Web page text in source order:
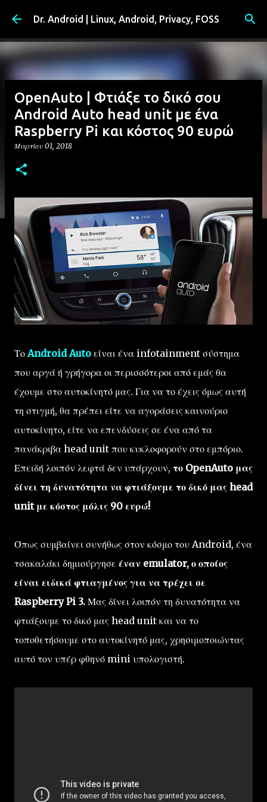
Μετάβαση στο κύριο περιεχόμενο
Dr. Android | Linux, Android, Privacy, FOSS
OpenAuto | Φτιάξε το δικό σου
Android Auto head unit με ένα
Raspberry Pi και κόστος 90 ευρώ
Μαρτίου 01, 2018
Το Android Auto είναι ένα infotainment σύστημα
που αργά ή γρήγορα οι περισσότεροι από εμάς θα
έχουμε στο αυτοκίνητό μας. Για να το έχεις όμως αυτή
τη στιγμή, θα πρέπει είτε να αγοράσεις καινούριο
αυτοκίνητο, είτε να επενδύσεις σε ένα από τα
πανάκριβα head unit που κυκλοφορούν στο εμπόριο.
Επειδή λοιπόν λεφτά δεν υπάρχουν, το OpenAuto μας
δίνει τη δυνατότητα να φτιάξουμε το δικό μας head
unit με κόστος μόλις 90 ευρώ!
Όπως συμβαίνει συνήθως στον κόσμο του Android, ένα
τσακαλάκι δημιούργησε έναν emulator, ο οποίος
είναι ειδικά φτιαγμένος για να τρέχει σε
Raspberry Pi 3. Μας δίνει λοιπόν τη δυνατότητα να
φτιάξουμε το δικό μας head unit και να το
τοποθετήσουμε στο αυτοκίνητό μας, χρησιμοποιώντας
αυτό τον υπέρ φθηνό mini υπολογιστή.